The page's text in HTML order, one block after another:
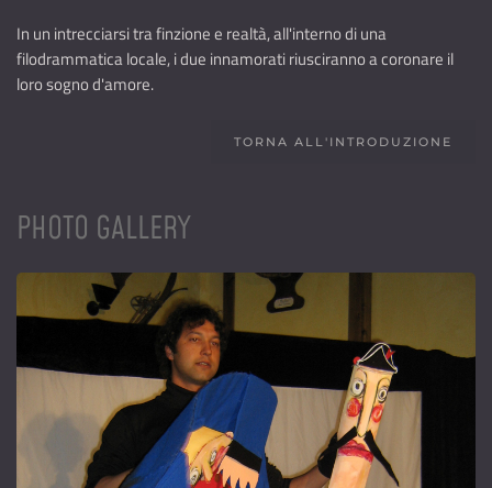
In un intrecciarsi tra finzione e realtà, all'interno di una
filodrammatica locale, i due innamorati riusciranno a coronare il
loro sogno d'amore.
TORNA ALL'INTRODUZIONE
PHOTO GALLERY